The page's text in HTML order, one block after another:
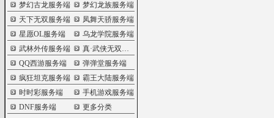
梦幻古龙服务端
梦幻龙族服务端
天下无双服务端
凤舞天骄服务端
星愿OL服务端
乌龙学院服务端
武林外传服务端
真·武侠无双服务端
QQ西游服务端
弹弹堂服务端
疯狂坦克服务端
霸王大陆服务端
时时彩服务端
手机游戏服务端
DNF服务端
更多分类